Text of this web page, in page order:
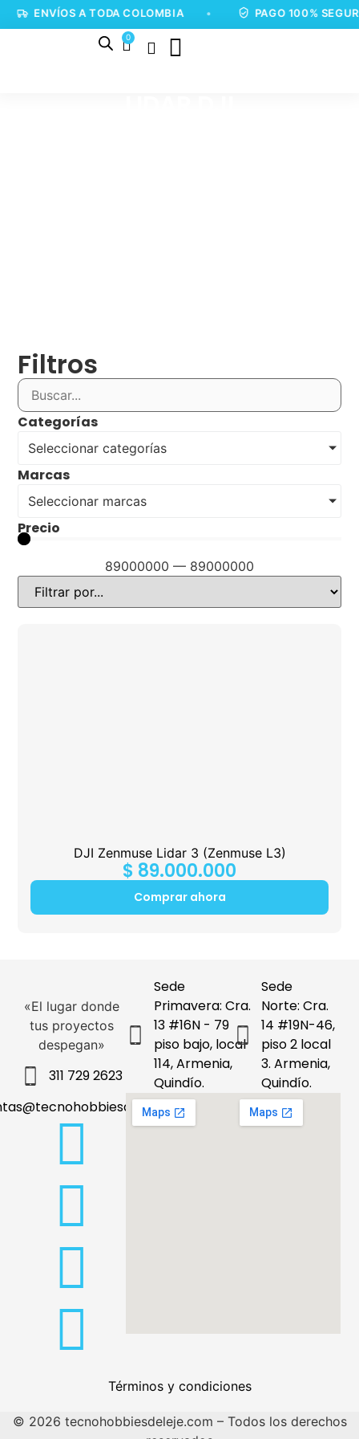
ENVÍOS A TODA COLOMBIA PAGO 100%
0
Filtros
Categorías
Seleccionar categorías
Marcas
Seleccionar marcas
Precio
89000000 — 89000000
DJI Zenmuse Lidar 3 (Zenmuse L3)
$ 89.000.000
Comprar ahora
«El lugar donde
tus proyectos
despegan»
311 729 2623
Sede
Primavera: Cra.
13 #16N - 79
piso bajo, local
114, Armenia,
Quindío.
Sede
Norte: Cra.
14 #19N-46,
piso 2 local
3. Armenia,
Quindío.
Términos y condiciones
© 2026 tecnohobbiesdeleje.com – Todos los derechos